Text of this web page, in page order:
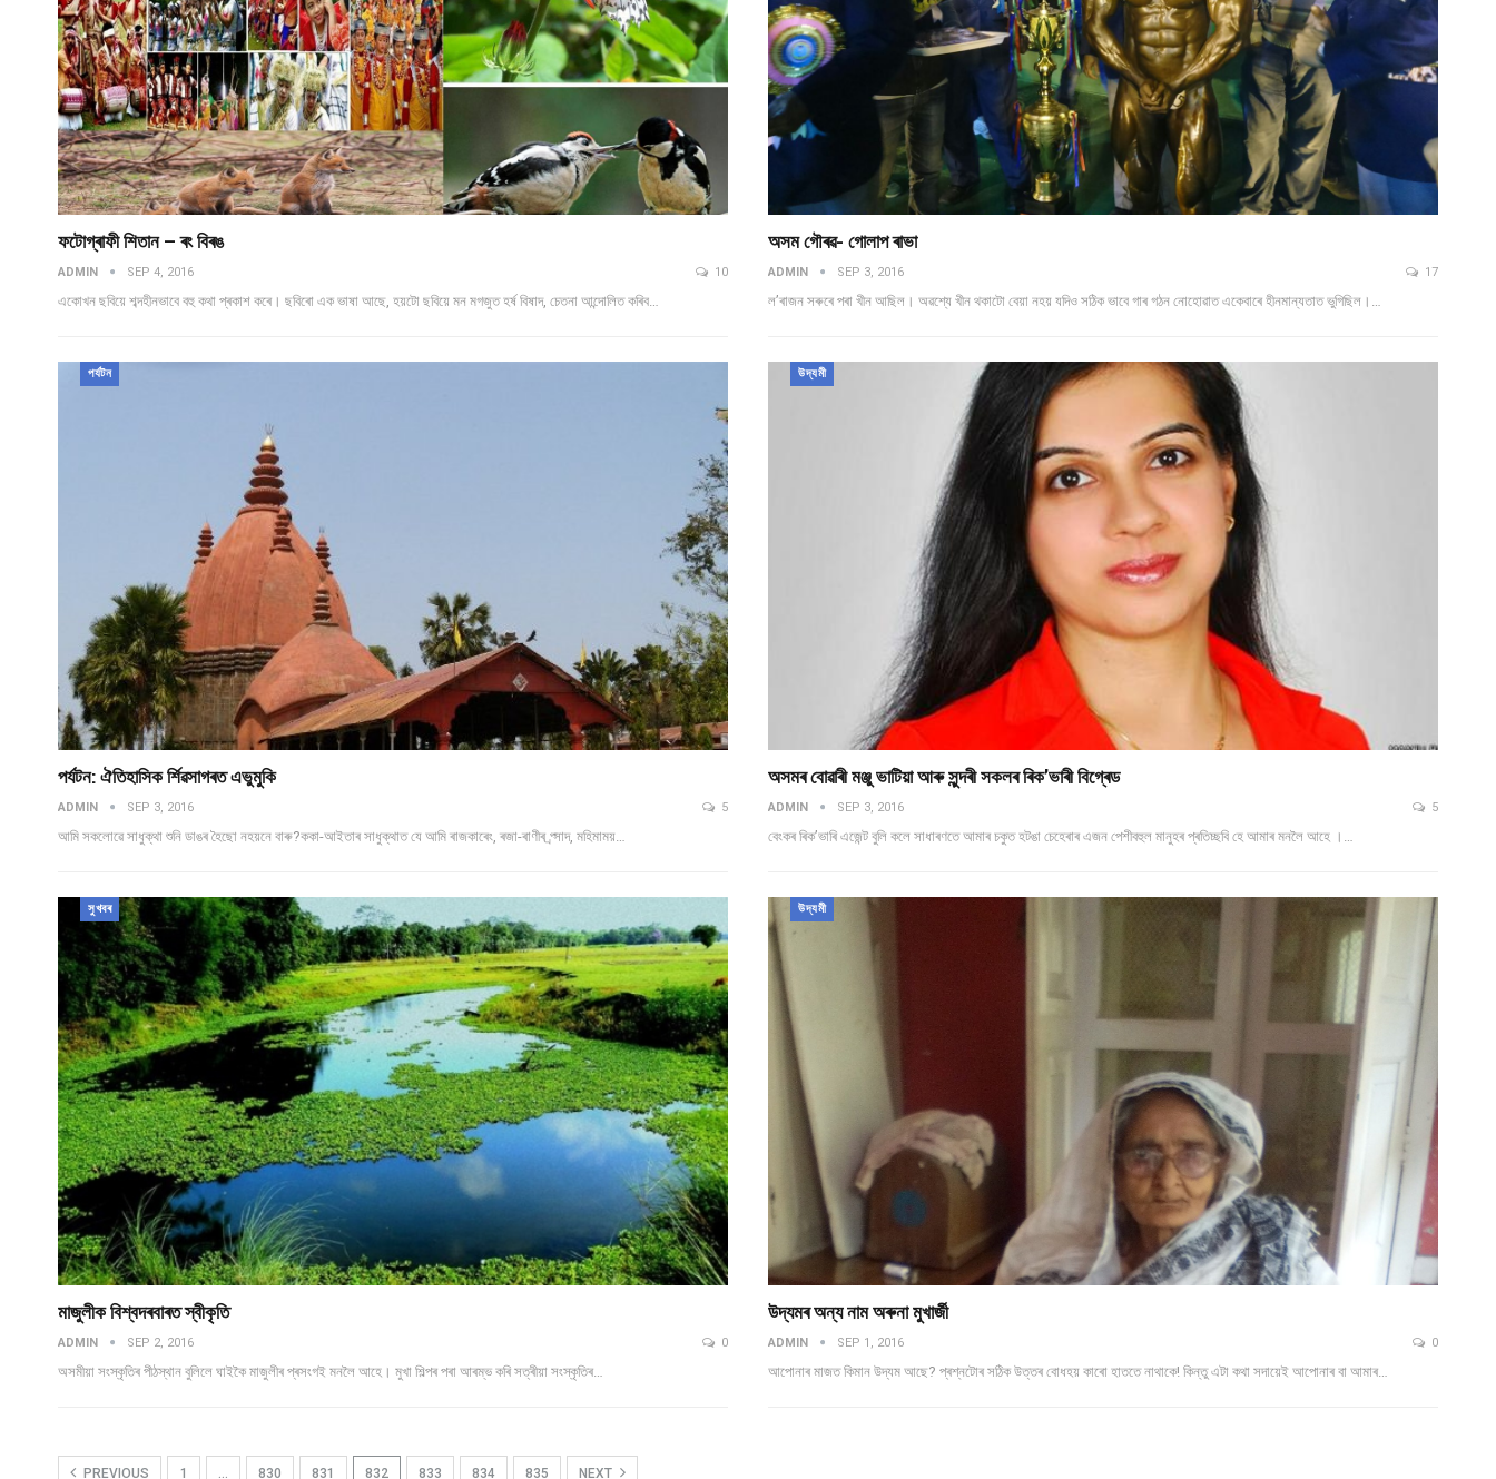
ফটোগ্ৰাফী শিতান – ৰং বিৰঙ
ADMIN SEP 4, 2016 10
একোখন ছবিয়ে শব্দহীনভাবে বহু কথা প্ৰকাশ কৰে। ছবিৰো এক ভাষা আছে, হয়টো ছবিয়ে মন মগজুত হৰ্ষ বিষাদ, চেতনা আন্দোলিত কৰিব…
অসম গৌৰৱ- গোলাপ ৰাভা
ADMIN SEP 3, 2016 17
ল’ৰাজন সৰুৰে পৰা খীন আছিল। অৱশ্যে খীন থকাটো বেয়া নহয় যদিও সঠিক ভাবে গাৰ গঠন নোহোৱাত একেবাৰে হীনমান্যতাত ভুগিছিল।…
পৰ্যটন
পৰ্যটন: ঐতিহাসিক ৰ্শিৱসাগৰত এভুমুকি
ADMIN SEP 3, 2016 5
আমি সকলোৱে সাধুক্থা শুনি ডাঙৰ হৈছো নহয়নে বাৰু?ককা-আইতাৰ সাধুক্থাত যে আমি ৰাজকাৰেং, ৰজা-ৰাণীৰ প্ৰ্সাদ, মহিমাময়…
উদ্যমী
অসমৰ বোৱাৰী মঞ্জু ভাটিয়া আৰু সুন্দৰী সকলৰ ৰিক’ভাৰী বিগ্ৰেড
ADMIN SEP 3, 2016 5
বেংকৰ ৰিক’ভাৰি এজেন্ট বুলি কলে সাধাৰণতে আমাৰ চকুত হটঙা চেহেৰাৰ এজন পেশীবহুল মানুহৰ প্ৰতিচ্ছবি হে আমাৰ মনলৈ আহে ।…
সুখবৰ
মাজুলীক বিশ্বদৰবাৰত স্বীকৃতি
ADMIN SEP 2, 2016 0
অসমীয়া সংস্কৃতিৰ পীঠস্থান বুলিলে ঘাইকৈ মাজুলীৰ প্ৰসংগই মনলৈ আহে। মুখা শিল্পৰ পৰা আৰম্ভ কৰি সত্ৰীয়া সংস্কৃতিৰ…
উদ্যমী
উদ্যমৰ অন্য নাম অৰুনা মুখাৰ্জী
ADMIN SEP 1, 2016 0
আপোনাৰ মাজত কিমান উদ্যম আছে? প্ৰশ্নটোৰ সঠিক উত্তৰ বোধহয় কাৰো হাততে নাথাকে! কিন্তু এটা কথা সদায়েই আপোনাৰ বা আমাৰ…
PREVIOUS 1 … 830 831 832 833 834 835 NEXT